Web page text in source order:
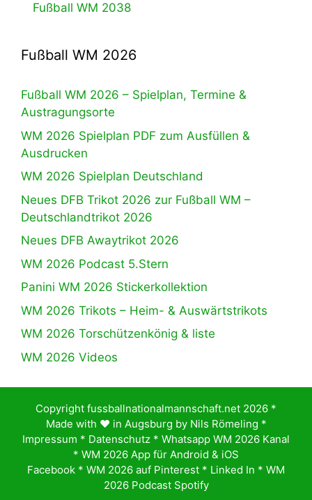
Fußball WM 2038
Fußball WM 2026
Fußball WM 2026 – Spielplan, Termine &
Austragungsorte
WM 2026 Spielplan PDF zum Ausfüllen &
Ausdrucken
WM 2026 Spielplan Deutschland
Neues DFB Trikot 2026 zur Fußball WM –
Deutschlandtrikot 2026
Neues DFB Awaytrikot 2026
WM 2026 Podcast 5.Stern
Panini WM 2026 Stickerkollektion
WM 2026 Trikots – Heim- & Auswärtstrikots
WM 2026 Torschützenkönig & liste
WM 2026 Videos
Copyright fussballnationalmannschaft.net 2026 *
Made with ♥️ in Augsburg by Nils Römeling *
Impressum * Datenschutz * Whatsapp WM 2026 Kanal
* WM 2026 App für Android & iOS
Facebook * WM 2026 auf Pinterest * Linked In * WM
2026 Podcast Spotify